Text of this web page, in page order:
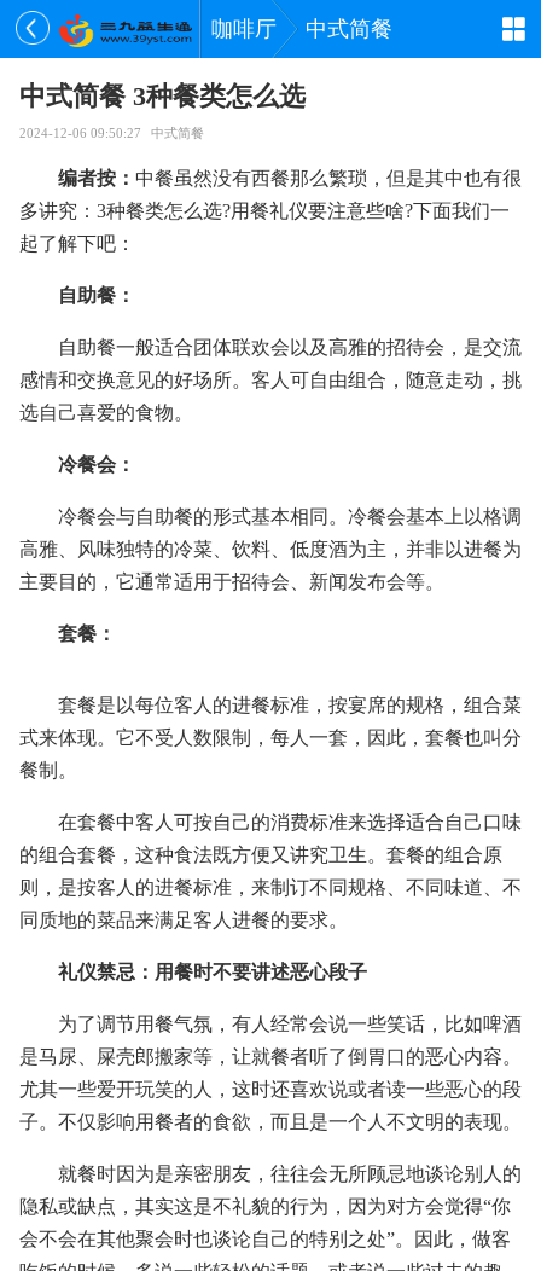
咖啡厅 中式简餐
中式简餐 3种餐类怎么选
2024-12-06 09:50:27 中式简餐
编者按： 中餐虽然没有西餐那么繁琐，但是其中也有很
多讲究：3种餐类怎么选?用餐礼仪要注意些啥?下面我们一
起了解下吧：
自助餐：
自助餐一般适合团体联欢会以及高雅的招待会，是交流
感情和交换意见的好场所。客人可自由组合，随意走动，挑
选自己喜爱的食物。
冷餐会：
冷餐会与自助餐的形式基本相同。冷餐会基本上以格调
高雅、风味独特的冷菜、饮料、低度酒为主，并非以进餐为
主要目的，它通常适用于招待会、新闻发布会等。
套餐：
套餐是以每位客人的进餐标准，按宴席的规格，组合菜
式来体现。它不受人数限制，每人一套，因此，套餐也叫分
餐制。
在套餐中客人可按自己的消费标准来选择适合自己口味
的组合套餐，这种食法既方便又讲究卫生。套餐的组合原
则，是按客人的进餐标准，来制订不同规格、不同味道、不
同质地的菜品来满足客人进餐的要求。
礼仪禁忌：用餐时不要讲述恶心段子
为了调节用餐气氛，有人经常会说一些笑话，比如啤酒
是马尿、屎壳郎搬家等，让就餐者听了倒胃口的恶心内容。
尤其一些爱开玩笑的人，这时还喜欢说或者读一些恶心的段
子。不仅影响用餐者的食欲，而且是一个人不文明的表现。
就餐时因为是亲密朋友，往往会无所顾忌地谈论别人的
隐私或缺点，其实这是不礼貌的行为，因为对方会觉得“你
会不会在其他聚会时也谈论自己的特别之处”。因此，做客